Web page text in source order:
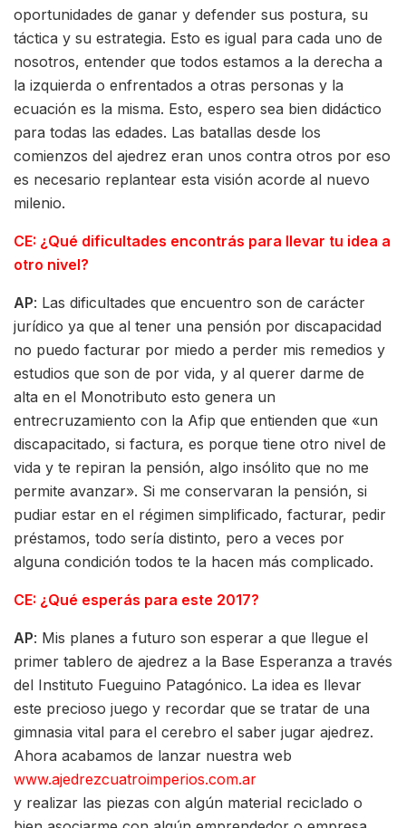
oportunidades de ganar y defender sus postura, su
táctica y su estrategia. Esto es igual para cada uno de
nosotros, entender que todos estamos a la derecha a
la izquierda o enfrentados a otras personas y la
ecuación es la misma. Esto, espero sea bien didáctico
para todas las edades. Las batallas desde los
comienzos del ajedrez eran unos contra otros por eso
es necesario replantear esta visión acorde al nuevo
milenio.
CE: ¿Qué dificultades encontrás para llevar tu idea a
otro nivel?
AP: Las dificultades que encuentro son de carácter
jurídico ya que al tener una pensión por discapacidad
no puedo facturar por miedo a perder mis remedios y
estudios que son de por vida, y al querer darme de
alta en el Monotributo esto genera un
entrecruzamiento con la Afip que entienden que «un
discapacitado, si factura, es porque tiene otro nivel de
vida y te repiran la pensión, algo insólito que no me
permite avanzar». Si me conservaran la pensión, si
pudiar estar en el régimen simplificado, facturar, pedir
préstamos, todo sería distinto, pero a veces por
alguna condición todos te la hacen más complicado.
CE: ¿Qué esperás para este 2017?
AP: Mis planes a futuro son esperar a que llegue el
primer tablero de ajedrez a la Base Esperanza a través
del Instituto Fueguino Patagónico. La idea es llevar
este precioso juego y recordar que se tratar de una
gimnasia vital para el cerebro el saber jugar ajedrez.
Ahora acabamos de lanzar nuestra web
www.ajedrezcuatroimperios.com.ar
y realizar las piezas con algún material reciclado o